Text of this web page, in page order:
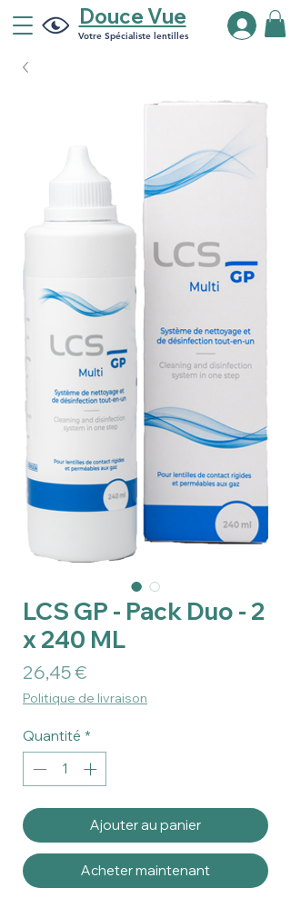
Douce Vue
Votre Spécialiste lentilles
LCS GP - Pack Duo - 2
x 240 ML
26,45 €Prix
Politique de livraison
Quantité *
Ajouter au panier
Acheter maintenant